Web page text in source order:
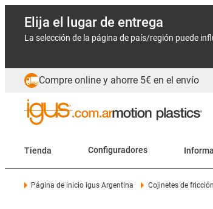
Elija el lugar de entrega
La selección de la página de país/región puede
Compre online y ahorre 5€ en el envío
Tienda Configuradores
Página de inicio igus Argentina Cojinetes de fricción